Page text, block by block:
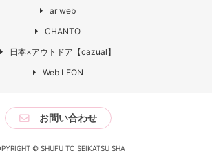
ar web
CHANTO
日本×アウトドア【cazual】
Web LEON
お問い合わせ
© SHUFU TO SEIKATSU SHA